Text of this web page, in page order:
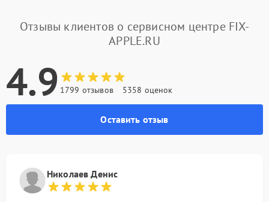
Отзывы клиентов о сервисном центре FIX-
APPLE.RU
4.9 1799 отзывов 5358 оценок
Оставить отзыв
Николаев Денис